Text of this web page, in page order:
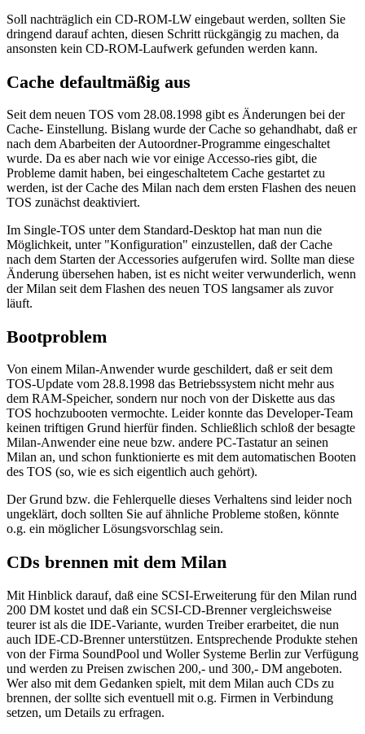
Soll nachträglich ein CD-ROM-LW eingebaut werden, sollten Sie
dringend darauf achten, diesen Schritt rückgängig zu machen, da
ansonsten kein CD-ROM-Laufwerk gefunden werden kann.
Cache defaultmäßig aus
Seit dem neuen TOS vom 28.08.1998 gibt es Änderungen bei der
Cache- Einstellung. Bislang wurde der Cache so gehandhabt, daß er
nach dem Abarbeiten der Autoordner-Programme eingeschaltet
wurde. Da es aber nach wie vor einige Accesso-ries gibt, die
Probleme damit haben, bei eingeschaltetem Cache gestartet zu
werden, ist der Cache des Milan nach dem ersten Flashen des neuen
TOS zunächst deaktiviert.
Im Single-TOS unter dem Standard-Desktop hat man nun die
Möglichkeit, unter "Konfiguration" einzustellen, daß der Cache
nach dem Starten der Accessories aufgerufen wird. Sollte man diese
Änderung übersehen haben, ist es nicht weiter verwunderlich, wenn
der Milan seit dem Flashen des neuen TOS langsamer als zuvor
läuft.
Bootproblem
Von einem Milan-Anwender wurde geschildert, daß er seit dem
TOS-Update vom 28.8.1998 das Betriebssystem nicht mehr aus
dem RAM-Speicher, sondern nur noch von der Diskette aus das
TOS hochzubooten vermochte. Leider konnte das Developer-Team
keinen triftigen Grund hierfür finden. Schließlich schloß der besagte
Milan-Anwender eine neue bzw. andere PC-Tastatur an seinen
Milan an, und schon funktionierte es mit dem automatischen Booten
des TOS (so, wie es sich eigentlich auch gehört).
Der Grund bzw. die Fehlerquelle dieses Verhaltens sind leider noch
ungeklärt, doch sollten Sie auf ähnliche Probleme stoßen, könnte
o.g. ein möglicher Lösungsvorschlag sein.
CDs brennen mit dem Milan
Mit Hinblick darauf, daß eine SCSI-Erweiterung für den Milan rund
200 DM kostet und daß ein SCSI-CD-Brenner vergleichsweise
teurer ist als die IDE-Variante, wurden Treiber erarbeitet, die nun
auch IDE-CD-Brenner unterstützen. Entsprechende Produkte stehen
von der Firma SoundPool und Woller Systeme Berlin zur Verfügung
und werden zu Preisen zwischen 200,- und 300,- DM angeboten.
Wer also mit dem Gedanken spielt, mit dem Milan auch CDs zu
brennen, der sollte sich eventuell mit o.g. Firmen in Verbindung
setzen, um Details zu erfragen.